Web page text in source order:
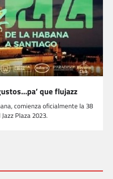
que flujazz
comienza oficialmente la 38
Plaza 2023.